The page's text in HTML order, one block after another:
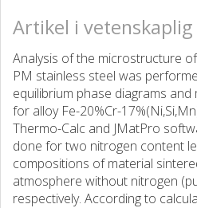
Artikel i
Analysis of the microstructure
PM stainless steel was
equilibrium phase diagrams
for alloy Fe-20%Cr-
Thermo-Calc and JMatPro
done for two nitrogen content
compositions of material
atmosphere without nitrogen
respectively. According to